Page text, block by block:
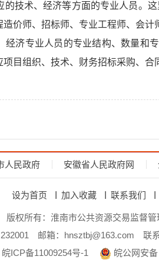
技术、经济等方面的专业人员。
价师、招标师、专业工程师、会
经济专业人员的专业结构、数量和
目组织、技术、财务招标采购、
人民政府 安徽省人民政府网
设为首页 加入收藏 联系我们
版权所有：淮南市公共资源交易监督管
邮箱：hnsztbj@163.com 联
皖ICP备11009254号-1
皖公网安